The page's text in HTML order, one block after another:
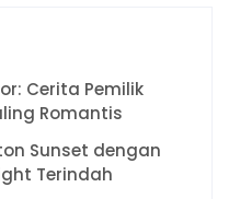
Cerita Pemilik
Romantis
Sunset dengan
Terindah